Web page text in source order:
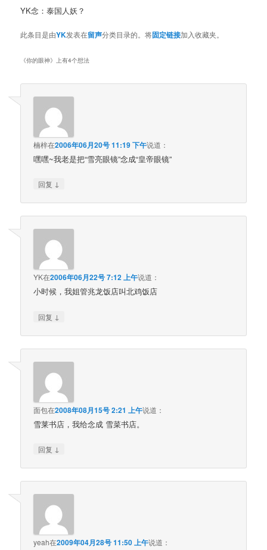
YK念：泰国人妖？
此条目是由YK发表在留声分类目录的。将固定链接加入收藏夹。
《你的眼神》上有4个想法
楠梓在2006年06月20号 11:19 下午说道：
嘿嘿~我老是把“雪亮眼镜”念成“皇帝眼镜”
回复 ↓
YK在2006年06月22号 7:12 上午说道：
小时候，我姐管兆龙饭店叫北鸡饭店
回复 ↓
面包在2008年08月15号 2:21 上午说道：
雪莱书店，我给念成 雪菜书店。
回复 ↓
yeah在2009年04月28号 11:50 上午说道：